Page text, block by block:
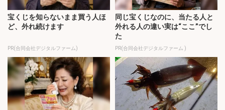
宝くじを知らないまま買う人ほ
ど、外れ続けます
PR(合同会社デジタルファーム)
同じ宝くじなのに、当たる人と
外れる人の違い実は“ここ”でし
た
PR(合同会社デジタルファーム )